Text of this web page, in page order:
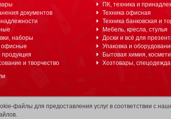
документов
наборы
офисные
и творчество
ПК, техника и
Техника офисная
Техника банковская и
Мебель, кресла, стулья
Доски и всё для
Упаковка и
Бытовая химия,
Хозтовары, спецодежда
G.T.L.
файлы для предоставления услуг в соответствии с